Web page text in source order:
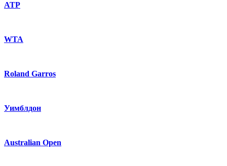
ATP
WTA
Roland Garros
Уимблдон
Australian Open